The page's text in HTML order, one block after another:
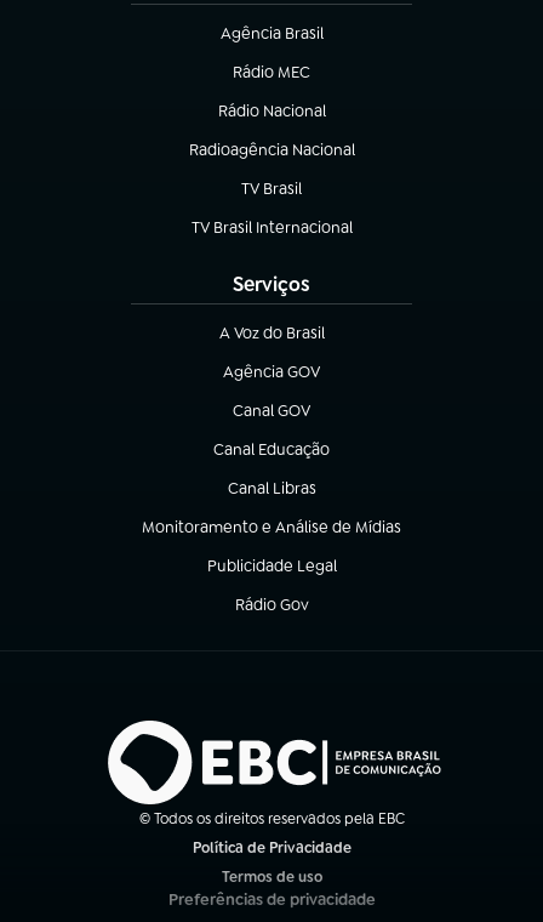
Agência Brasil
(abre em nova aba)
Rádio MEC
(abre em nova aba)
Rádio Nacional
Radioagência Nacional
(abre em nova aba)
TV Brasil
(abre em nova aba)
TV Brasil Internacional
(abre em nova aba)
Serviços
A Voz do Brasil
(abre em nova aba)
Agência GOV
(abre em nova aba)
Canal GOV
(abre em nova aba)
Canal Educação
(abre em nova aba)
Canal Libras
(abre em nova aba)
Monitoramento e Análise de Mídias
(abre em nova aba)
Publicidade Legal
(abre em nova aba)
Rádio Gov
(abre em nova aba)
© Todos os direitos reservados pela EBC
Política de Privacidade
Termos de uso
(abre em nova aba)
Preferências de privacidade